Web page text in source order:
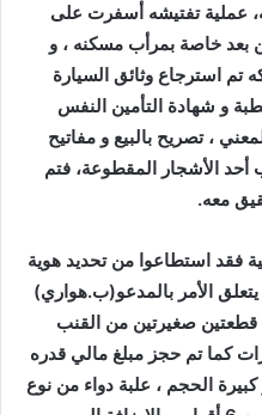
أسفرت على
بعد خاصة بمرأب مسكنه ، و
تم استرجاع وثائق السيارة
و شهادة التأمين النفس
، تصريح بالبيع و مفاتيح
الأشجار المقطوعة، فتم
معه.
فقد استطاعوا من تحديد هوية
الأمر بالمدعو(ب.هواري)
قطعتين صغيرتين من القنب
كما تم حجز مبلغ مالي قدره
و كبيرة الحجم ، علبة دواء من نوع